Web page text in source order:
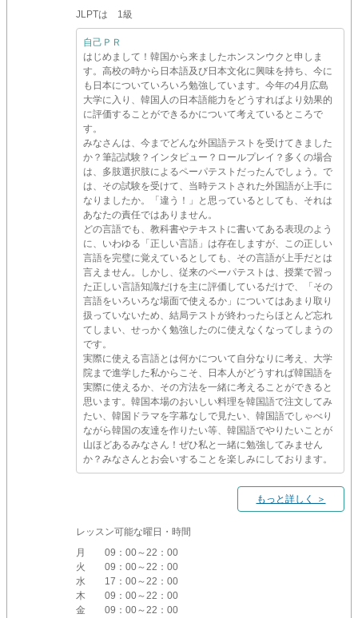
JLPTは 1級
自己ＰＲ
はじめまして！韓国から来ましたホンスンウクと申しま
す。高校の時から日本語及び日本文化に興味を持ち、今に
も日本についていろいろ勉強しています。今年の4月広島
大学に入り、韓国人の日本語能力をどうすればより効果的
に評価することができるかについて考えているところで
す。
みなさんは、今までどんな外国語テストを受けてきました
か？筆記試験？インタビュー？ロールプレイ？多くの場合
は、多肢選択肢によるペーパテストだったんでしょう。で
は、その試験を受けて、当時テストされた外国語が上手に
なりましたか。「違う！」と思っているとしても、それは
あなたの責任ではありません。
どの言語でも、教科書やテキストに書いてある表現のよう
に、いわゆる「正しい言語」は存在しますが、この正しい
言語を完璧に覚えているとしても、その言語が上手だとは
言えません。しかし、従来のペーパテストは、授業で習っ
た正しい言語知識だけを主に評価しているだけで、「その
言語をいろいろな場面で使えるか」についてはあまり取り
扱っていないため、結局テストが終わったらほとんど忘れ
てしまい、せっかく勉強したのに使えなくなってしまうの
です。
実際に使える言語とは何かについて自分なりに考え、大学
院まで進学した私からこそ、日本人がどうすれば韓国語を
実際に使えるか、その方法を一緒に考えることができると
思います。韓国本場のおいしい料理を韓国語で注文してみ
たい、韓国ドラマを字幕なしで見たい、韓国語でしゃべり
ながら韓国の友達を作りたい等、韓国語でやりたいことが
山ほどあるみなさん！ぜひ私と一緒に勉強してみません
か？みなさんとお会いすることを楽しみにしております。
もっと詳しく ＞
レッスン可能な曜日・時間
月
09：00～22：00
火
09：00～22：00
水
17：00～22：00
木
09：00～22：00
金
09：00～22：00